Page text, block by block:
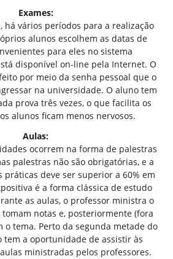
Exames:
há vários períodos para a realização
alunos escolhem as datas de
para eles no sistema
disponível on-line pela Internet. O
por meio da senha pessoal que o
na universidade. O aluno tem
prova três vezes, o que facilita os
alunos ficam menos nervosos.
Aulas:
ocorrem na forma de palestras
palestras não são obrigatórias, e a
deve ser superior a 60% em
é a forma clássica de estudo
as aulas, o professor ministra o
notas e, posteriormente (fora
o tema. Perto da segunda metade do
tem a oportunidade de assistir às
ministradas pelos professores.